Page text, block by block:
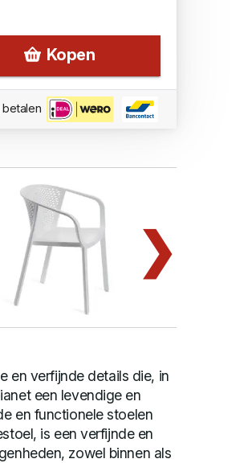
Kopen
betalen
en verfijnde details die, in
een levendige en
en functionele stoelen
is een verfijnde en
zowel binnen als